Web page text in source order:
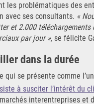
les problématiques des
avec ses consultants. «
et 2.000
par jour », se félicite
dans la durée
qui se présente comme
à susciter l’intérêt du
interentreprises et